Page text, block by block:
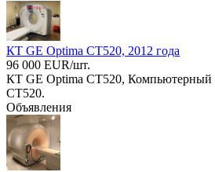
КТ GE Optima CT520, 2012 года
96 000 EUR/шт.
КТ GE Optima CT520, Компьютерный
CT520.
Объявления